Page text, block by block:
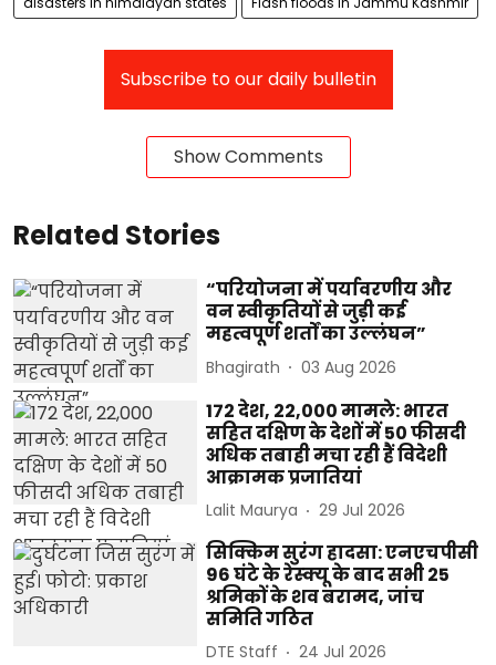
Subscribe to our daily bulletin
Show Comments
Related Stories
“परियोजना में पर्यावरणीय और
वन स्वीकृतियों से जुड़ी कई
महत्वपूर्ण शर्तों का उल्लंघन”
Bhagirath 03 Aug 2026
172 देश, 22,000 मामले: भारत
सहित दक्षिण के देशों में 50 फीसदी
अधिक तबाही मचा रही हैं विदेशी
आक्रामक प्रजातियां
Lalit Maurya 29 Jul 2026
सिक्किम सुरंग हादसा: एनएचपीसी
96 घंटे के रेस्क्यू के बाद सभी 25
श्रमिकों के शव बरामद, जांच
समिति गठित
DTE Staff 24 Jul 2026